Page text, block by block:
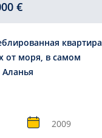
€
квартира
от моря, в самом
2009